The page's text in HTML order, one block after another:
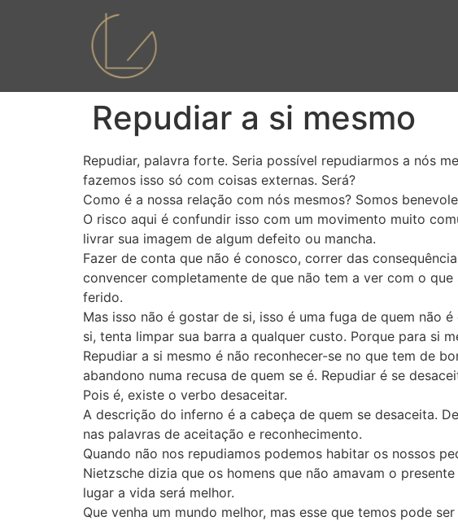
Repudiar a si mesmo
Repudiar, palavra forte. Seria possível repudiarmos a
fazemos isso só com coisas externas. Será?
Como é a nossa relação com nós mesmos? Somos
O risco aqui é confundir isso com um movimento muito
livrar sua imagem de algum defeito ou mancha.
Fazer de conta que não é conosco, correr das
convencer completamente de que não tem a ver com o
ferido.
Mas isso não é gostar de si, isso é uma fuga de quem não
si, tenta limpar sua barra a qualquer custo. Porque para si
Repudiar a si mesmo é não reconhecer-se no que tem de
abandono numa recusa de quem se é. Repudiar é se
Pois é, existe o verbo desaceitar.
A descrição do inferno é a cabeça de quem se desaceita.
nas palavras de aceitação e reconhecimento.
Quando não nos repudiamos podemos habitar os nossos
Nietzsche dizia que os homens que não amavam o
lugar a vida será melhor.
Que venha um mundo melhor, mas esse que temos pode